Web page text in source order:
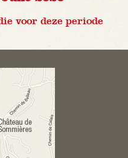
voor deze periode